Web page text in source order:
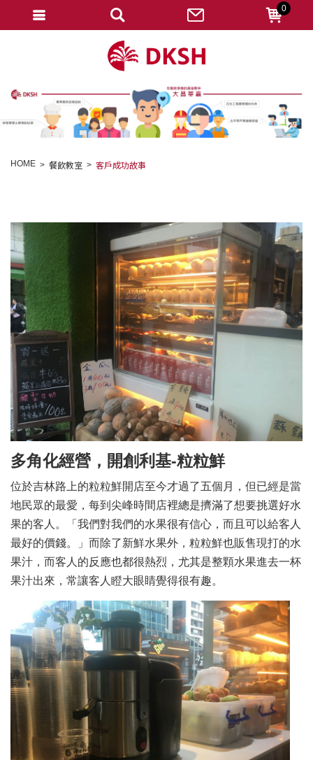
HOME 餐飲教室 客戶成功故事
多角化經營，開創利基-粒粒鮮
位於吉林路上的粒粒鮮開店至今才過了五個月，但已經是當
地民眾的最愛，每到尖峰時間店裡總是擠滿了想要挑選好水
果的客人。「我們對我們的水果很有信心，而且可以給客人
最好的價錢。」而除了新鮮水果外，粒粒鮮也販售現打的水
果汁，而客人的反應也都很熱烈，尤其是整顆水果進去一杯
果汁出來，常讓客人瞪大眼睛覺得很有趣。
0
忘記密碼
變更密碼
匯款通知
會員登出